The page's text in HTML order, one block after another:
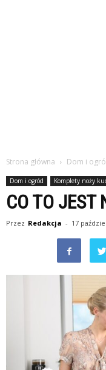
Strona główna Dom i
Dom i ogród Komplety noży
CO TO JEST
Przez Redakcja - 17